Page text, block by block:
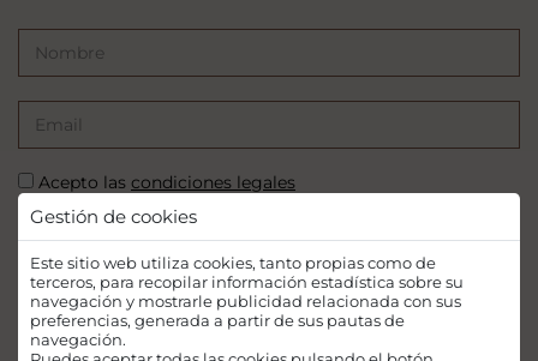
Gestión de cookies
Este sitio web utiliza cookies, tanto propias como de
terceros, para recopilar información estadística sobre su
navegación y mostrarle publicidad relacionada con sus
preferencias, generada a partir de sus pautas de
navegación.
Acepto las condiciones legales